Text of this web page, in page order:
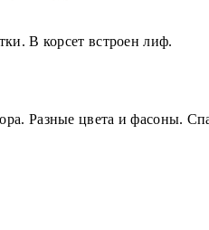
В корсет встроен лиф.
Разные цвета и фасоны.